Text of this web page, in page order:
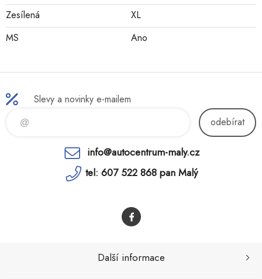
Zesílená
XL
MS
Ano
Slevy a novinky e-mailem
odebírat
info@autocentrum-maly.cz
tel: 607 522 868 pan Malý
Další informace